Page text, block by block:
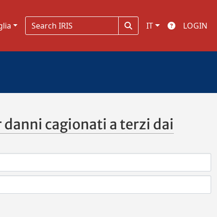
IT LOGIN
cagionati a terzi dai